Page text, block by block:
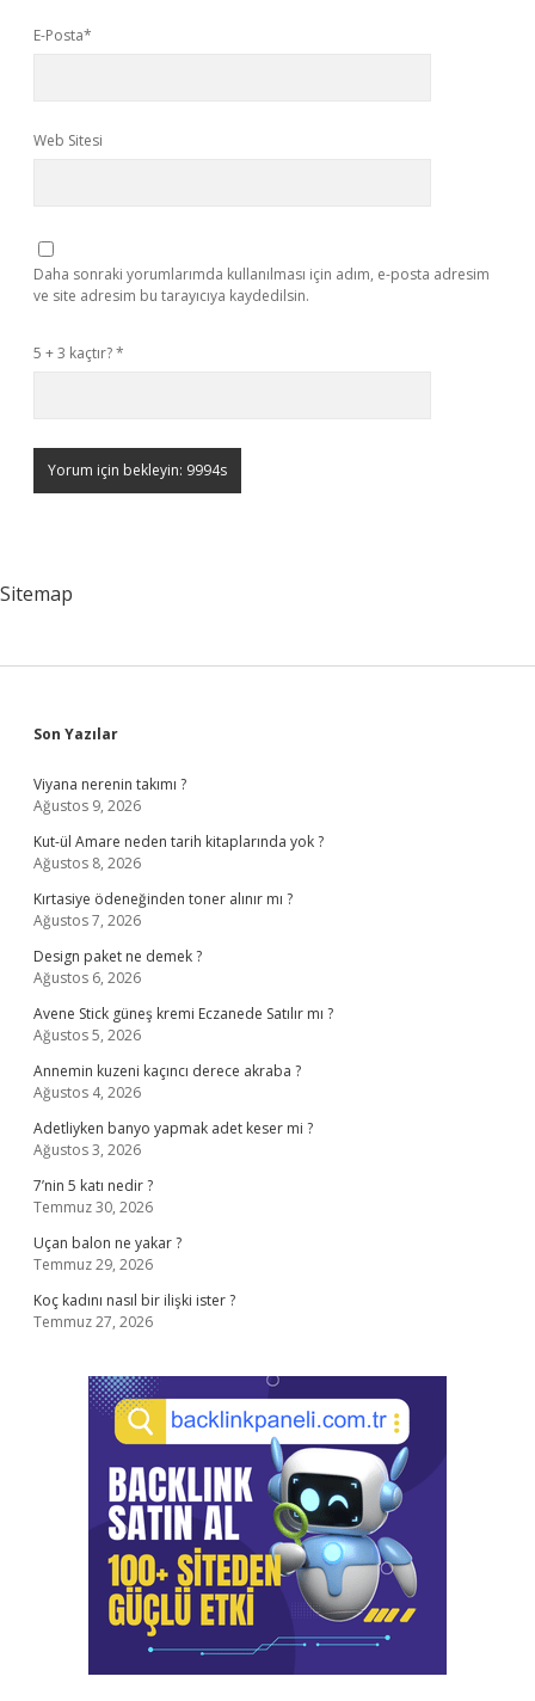
E-Posta*
Web Sitesi
Daha sonraki yorumlarımda kullanılması için adım, e-posta adresim
ve site adresim bu tarayıcıya kaydedilsin.
5 + 3 kaçtır?*
Sitemap
Sidebar
Son Yazılar
Viyana nerenin takımı ?
Ağustos 9, 2026
Kut-ül Amare neden tarih kitaplarında yok ?
Ağustos 8, 2026
Kırtasiye ödeneğinden toner alınır mı ?
Ağustos 7, 2026
Design paket ne demek ?
Ağustos 6, 2026
Avene Stick güneş kremi Eczanede Satılır mı ?
Ağustos 5, 2026
Annemin kuzeni kaçıncı derece akraba ?
Ağustos 4, 2026
Adetliyken banyo yapmak adet keser mi ?
Ağustos 3, 2026
7’nin 5 katı nedir ?
Temmuz 30, 2026
Uçan balon ne yakar ?
Temmuz 29, 2026
Koç kadını nasıl bir ilişki ister ?
Temmuz 27, 2026